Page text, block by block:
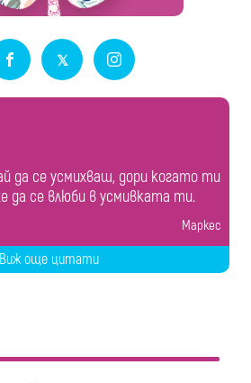
да се усмихваш, дори когато ти
да се влюби в усмивката ти.
Маркес
Виж още цитати